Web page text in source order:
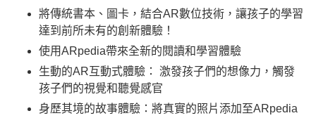
將傳統書本、圖卡，結合AR數位技術，讓孩子的學習
達到前所未有的創新體驗！
使用ARpedia帶來全新的閱讀和學習體驗
生動的AR互動式體驗： 激發孩子們的想像力，觸發
孩子們的視覺和聽覺感官
身歷其境的故事體驗：將真實的照片添加至ARpedia